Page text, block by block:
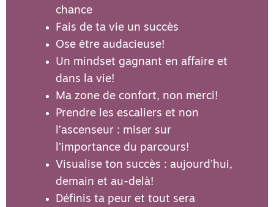
chance
Fais de ta vie un succès
Ose être audacieuse!
Un mindset gagnant en affaire et
dans la vie!
Ma zone de confort, non merci!
Prendre les escaliers et non
l’ascenseur : miser sur
l’importance du parcours!
Visualise ton succès : aujourd’hui,
demain et au-delà!
Définis ta peur et tout sera